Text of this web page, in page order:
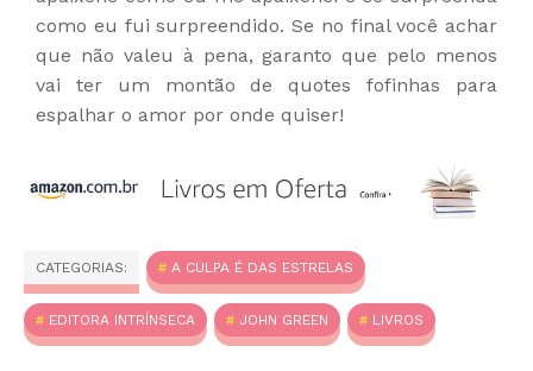
como eu fui surpreendido. Se no final você achar
que não valeu à pena, garanto que pelo menos
vai ter um montão de quotes fofinhas para
espalhar o amor por onde quiser!
CATEGORIAS: A CULPA É DAS ESTRELAS
EDITORA INTRÍNSECA JOHN GREEN LIVROS